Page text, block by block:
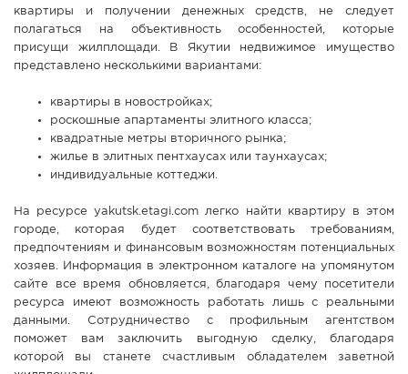
квартиры и получении денежных средств, не следует
полагаться на объективность особенностей, которые
присущи жилплощади. В Якутии недвижимое имущество
представлено ​​несколькими вариантами:
квартиры в новостройках;
роскошные апартаменты элитного класса;
квадратные метры вторичного рынка;
жилье в элитных пентхаусах или таунхаусах;
индивидуальные коттеджи.
На ресурсе yakutsk.etagi.com легко найти квартиру в этом
городе, которая будет соответствовать требованиям,
предпочтениям и финансовым возможностям потенциальных
хозяев. Информация в электронном каталоге на упомянутом
сайте все время обновляется, благодаря чему посетители
ресурса имеют возможность работать лишь с реальными
данными. Сотрудничество с профильным агентством
поможет вам заключить выгодную сделку, благодаря
которой вы станете счастливым обладателем заветной